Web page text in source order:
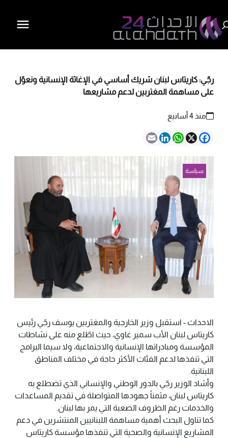
رجّي: كاريتاس لبنان شريك أساسي في الإغاثة الإنسانية ونعوّل
على مساهمة المغتربين لدعم مشاريعها
منذ 4 أسابيع
Facebook
X
WhatsApp
LinkedIn
Email
سياسة
الاحداث - استقبل وزير الخارجية والمغتربين يوسف رجّي رئيس
كاريتاس لبنان الأب سمير غاوي، حيث اطّلع منه على نشاطات
المؤسسة ومبادراتها الإنسانية والاجتماعية، ولا سيما البرامج
التي تنفذها لدعم الفئات الأكثر حاجة في مختلف المناطق
اللبنانية.
وأشاد الوزير رجّي بالدور الوطني والإنساني الذي تضطلع به
كاريتاس لبنان، مثمناً جهودها المتواصلة في تقديم المساعدات
والخدمات رغم الظروف الصعبة التي يمر بها لبنان.
كما تناول البحث أهمية مساهمة اللبنانيين المنتشرين في دعم
المشاريع الإنسانية والصحية التي تنفذها مؤسسة كاريتاس